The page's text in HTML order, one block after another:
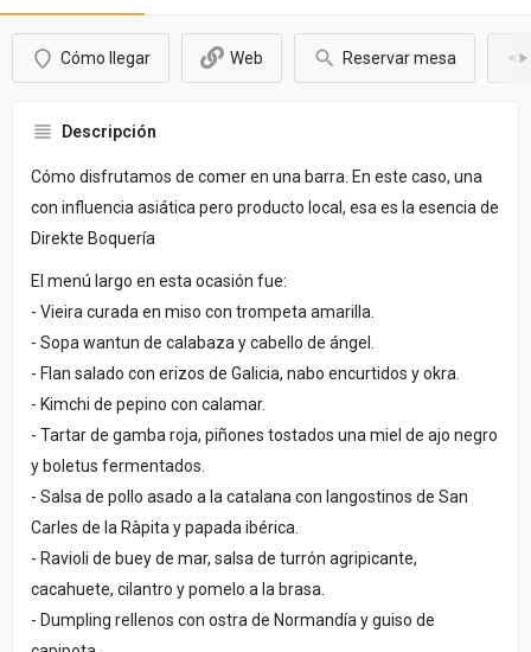
Cómo llegar Web Reservar mesa
Descripción
Cómo disfrutamos de comer en una barra. En este caso, una
con influencia asiática pero producto local, esa es la esencia de
Direkte Boquería
El menú largo en esta ocasión fue:
- Vieira curada en miso con trompeta amarilla.
- Sopa wantun de calabaza y cabello de ángel.
- Flan salado con erizos de Galicia, nabo encurtidos y okra.
- Kimchi de pepino con calamar.
- Tartar de gamba roja, piñones tostados una miel de ajo negro
y boletus fermentados.
- Salsa de pollo asado a la catalana con langostinos de San
Carles de la Ràpita y papada ibérica.
- Ravioli de buey de mar, salsa de turrón agripicante,
cacahuete, cilantro y pomelo a la brasa.
- Dumpling rellenos con ostra de Normandía y guiso de